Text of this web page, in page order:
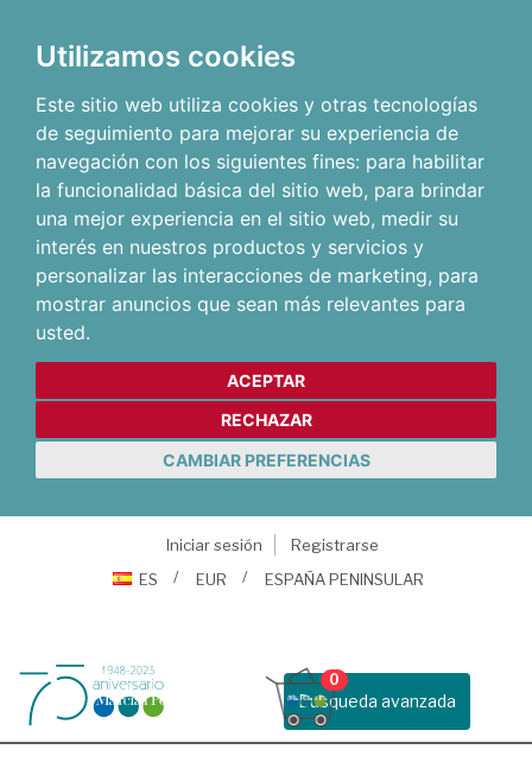
Utilizamos cookies
Este sitio web utiliza cookies y otras tecnologías
de seguimiento para mejorar su experiencia de
navegación con los siguientes fines: para habilitar
la funcionalidad básica del sitio web, para brindar
una mejor experiencia en el sitio web, medir su
interés en nuestros productos y servicios y
personalizar las interacciones de marketing, para
mostrar anuncios que sean más relevantes para
usted.
ACEPTAR
RECHAZAR
CAMBIAR PREFERENCIAS
Iniciar sesión
Registrarse
ES
EUR ESPAÑA PENINSULAR
Busqueda avanzada
0